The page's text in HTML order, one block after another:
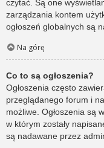
czytać. Są one
zarządzania kontem
ogłoszeń globalnych są
Na górę
Co to są ogłoszenia?
Ogłoszenia często
przeglądanego forum i
możliwe. Ogłoszenia są
w którym zostały
są nadawane przez